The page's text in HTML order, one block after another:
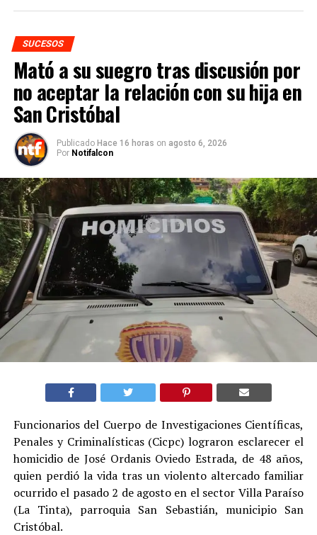
SUCESOS
Mató a su suegro tras discusión por
no aceptar la relación con su hija en
San Cristóbal
Publicado Hace 16 horas on agosto 6, 2026
Por Notifalcon
Funcionarios del Cuerpo de Investigaciones Científicas,
Penales y Criminalísticas (Cicpc) lograron esclarecer el
homicidio de José Ordanis Oviedo Estrada, de 48 años,
quien perdió la vida tras un violento altercado familiar
ocurrido el pasado 2 de agosto en el sector Villa Paraíso
(La Tinta), parroquia San Sebastián, municipio San
Cristóbal.